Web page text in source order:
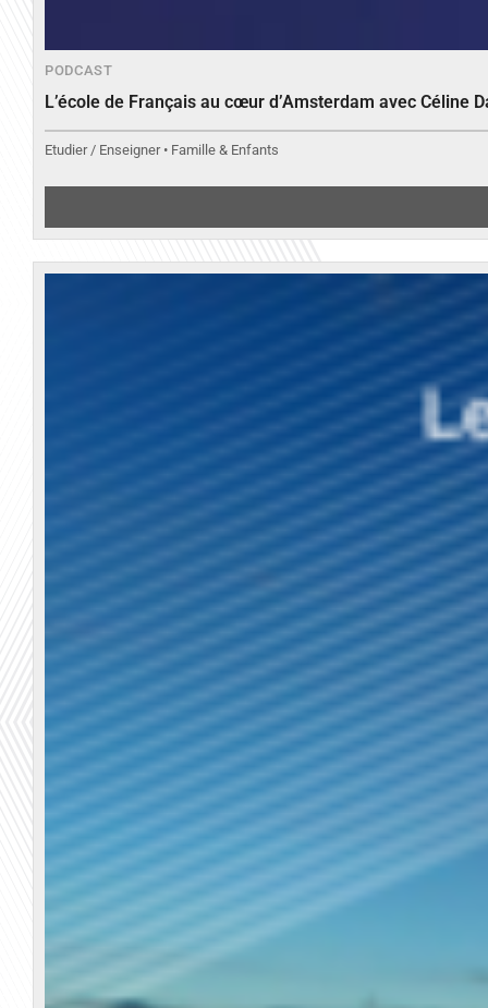
PODCAST
L’école de Français au cœur d’Amsterdam avec Céline
Etudier / Enseigner • Famille & Enfants